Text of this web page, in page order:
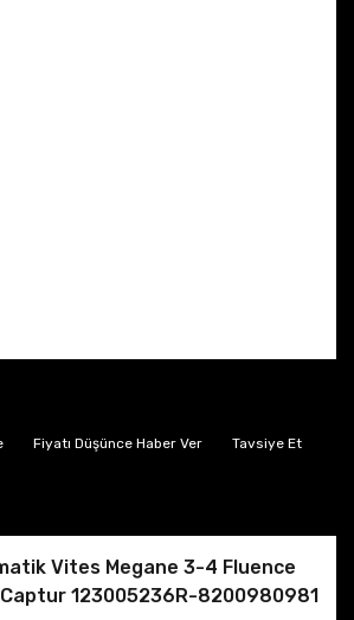
Fiyatı Düşünce Haber Ver Tavsiye Et
Vites Megane 3-4 Fluence
123005236R-8200980981